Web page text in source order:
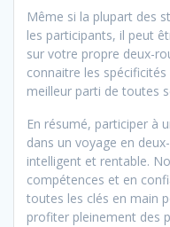
Même si la plupart des
les participants, il peut
sur votre propre deux-
connaitre les
meilleur parti de toutes
En résumé, participer à
dans un voyage en
intelligent et rentable.
compétences et en
toutes les clés en main
profiter pleinement des